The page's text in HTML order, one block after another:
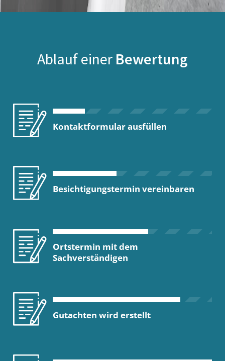
Ablauf einer Bewertung
Kontaktformular ausfüllen
Besichtigungstermin vereinbaren
Ortstermin mit dem
Sachverständigen
Gutachten wird erstellt